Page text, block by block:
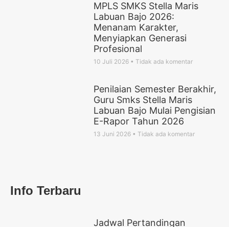
MPLS SMKS Stella Maris
Labuan Bajo 2026:
Menanam Karakter,
Menyiapkan Generasi
Profesional
10 Juli 2026 Tidak ada komentar
Penilaian Semester Berakhir,
Guru Smks Stella Maris
Labuan Bajo Mulai Pengisian
E-Rapor Tahun 2026
13 Juni 2026 Tidak ada komentar
Info Terbaru
Jadwal Pertandingan